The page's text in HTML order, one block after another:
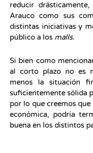
reducir
Arauco como sus
distintas iniciativas y
público a los malls.
Si bien como
al corto plazo no es
menos la situación
suficientemente sólida
por lo que creemos
económica, podría
buena en los distintos